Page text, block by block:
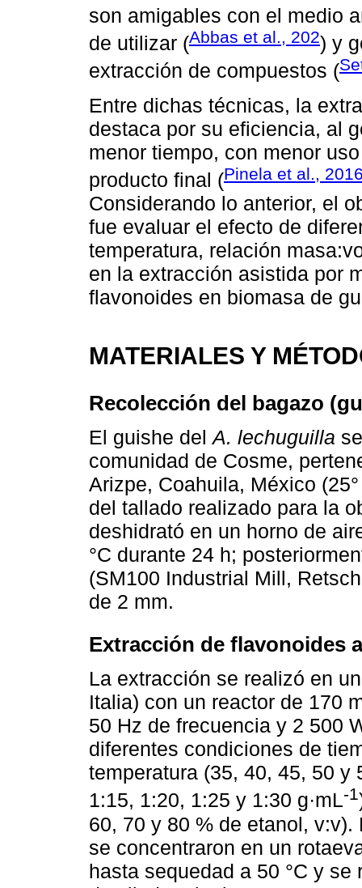
son amigables con el medio
de utilizar (Abbas et al., 202) y
extracción de compuestos (
Entre dichas técnicas, la
destaca por su eficiencia, al
menor tiempo, con menor
producto final (Pinela et al.,
Considerando lo anterior, el
fue evaluar el efecto de
temperatura, relación
en la extracción asistida por
flavonoides en biomasa de
MATERIALES Y
Recolección del bagazo
El guishe delA. lechuguilla
comunidad de Cosme,
Arizpe, Coahuila, México (25°
del tallado realizado para la
deshidrató en un horno de
°C durante 24 h;
(SM100 Industrial Mill,
de 2 mm.
Extracción de flavonoides
La extracción se realizó en
Italia) con un reactor de 170
50 Hz de frecuencia y 2 500
diferentes condiciones de
temperatura (35, 40, 45, 50 y
1:15, 1:20, 1:25 y 1:30 g·mL-1
60, 70 y 80 % de etanol,
se concentraron en un
hasta sequedad a 50 °C y